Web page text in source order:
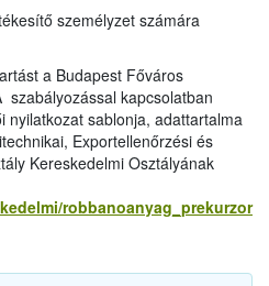
személyzet számára
a Budapest Főváros
szabályozással kapcsolatban
nyilatkozat sablonja, adattartalma
Exportellenőrzési és
Kereskedelmi Osztályának
robbanoanyag_prekurzor